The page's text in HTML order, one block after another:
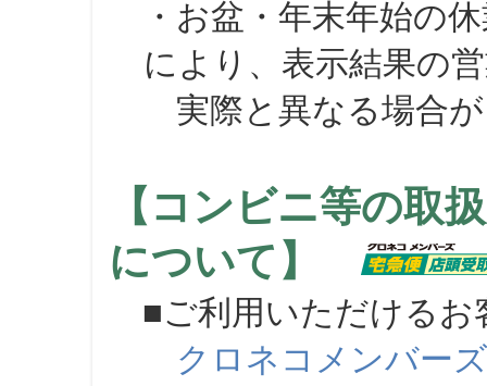
・お盆・年末年始の
により、表示結果の
実際と異なる場合が
【コンビニ等の取
について】
■ご利用いただけるお
クロネコメンバーズ